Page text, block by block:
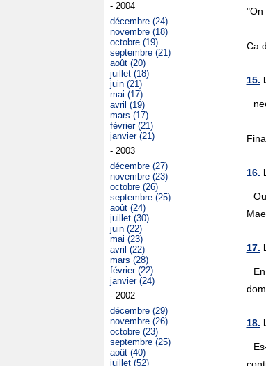
"On
Ca
15.
16.
17.
18.
- 2004
décembre (24)
novembre (18)
octobre (19)
septembre (21)
août (20)
juillet (18)
juin (21)
mai (17)
avril (19)
mars (17)
février (21)
janvier (21)
- 2003
décembre (27)
novembre (23)
octobre (26)
septembre (25)
août (24)
juillet (30)
juin (22)
mai (23)
avril (22)
mars (28)
février (22)
janvier (24)
- 2002
décembre (29)
novembre (26)
octobre (23)
septembre (25)
août (40)
juillet (52)